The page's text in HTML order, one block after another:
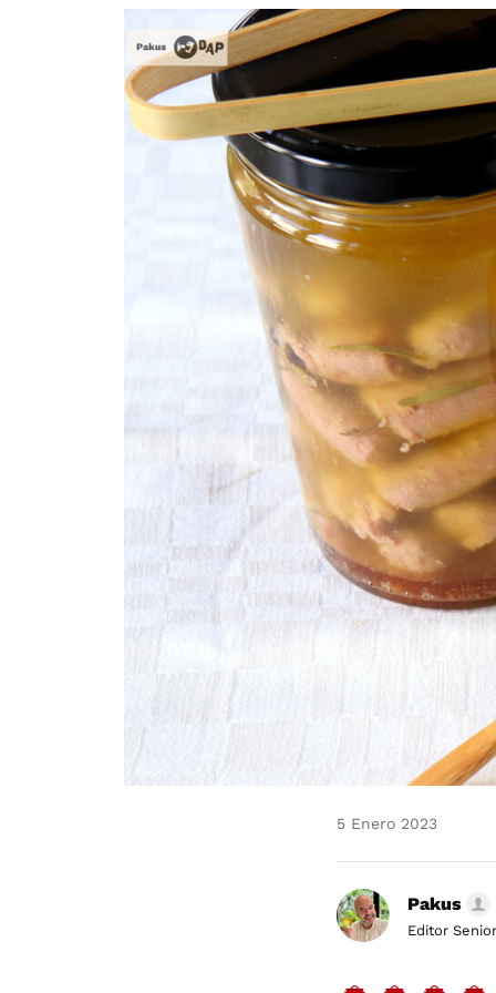
5 Enero 2023
Pakus
Editor Senior